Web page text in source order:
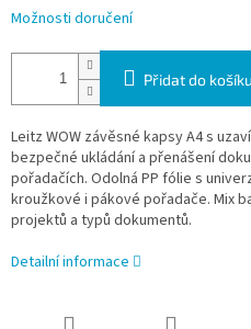
Možnosti doručení
Přidat do košíku
Leitz WOW závěsné kapsy A4 s
bezpečné ukládání a přenášení
pořadačích. Odolná PP fólie s
kroužkové i pákové pořadače. Mix
projektů a typů dokumentů.
Detailní informace